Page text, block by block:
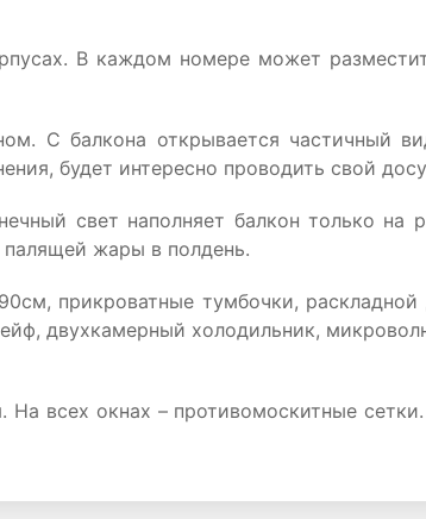
В каждом номере может
С балкона открывается частичный
будет интересно проводить свой
свет наполняет балкон только на
палящей жары в полдень.
прикроватные тумбочки,
двухкамерный холодильник,
всех окнах – противомоскитные